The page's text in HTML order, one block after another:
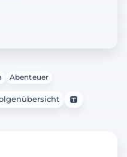
die
Abenteuer